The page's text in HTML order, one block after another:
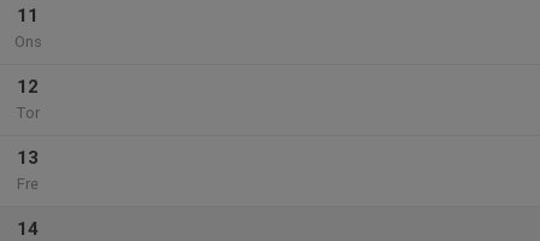
11
Ons
12
Tor
13
Fre
14